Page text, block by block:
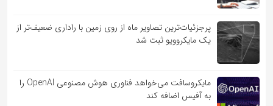
پرجزئیات‌ترین تصاویر ماه از روی زمین با راداری ضعیف‌تر از
یک مایکروویو ثبت شد
مایکروسافت می‌خواهد فناوری هوش مصنوعی OpenAI را
به آفیس اضافه کند